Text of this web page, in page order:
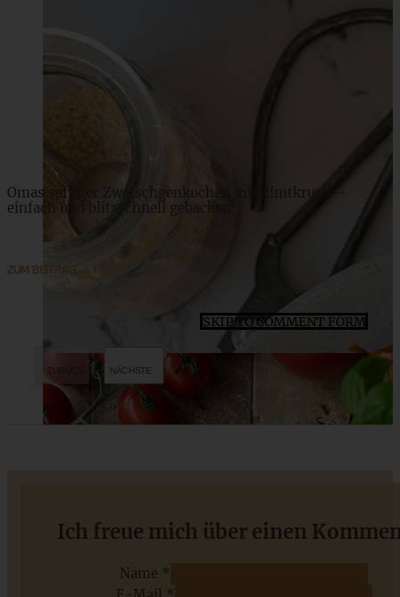
Gefüllte Glücksklee-Kekse als GLÜCKs-Bringer
Streuselsternchen – Schokoladenkekse mit Streuseln und
Marmelade
Omas saftiger Zwetschgenkuchen mit Zimtkruste -
einfach und blitzschnell gebacken
ZUM BEITRAG
SKIP TO COMMENT FORM
Ich freue mich über einen
Name *